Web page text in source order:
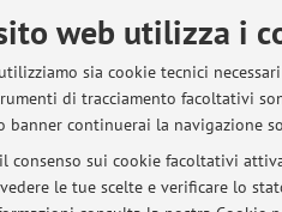
web utilizza i
sia cookie tecnici
di tracciamento facoltativi
banner continuerai la navigazione
consenso sui cookie facoltativi
le tue scelte e verificare lo
ORCID
lunedì dalle 11 alle 13 presso